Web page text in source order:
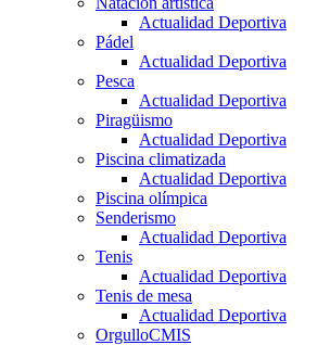
Actualidad Deportiva
Pádel
Actualidad Deportiva
Pesca
Actualidad Deportiva
Piragüismo
Actualidad Deportiva
Piscina climatizada
Actualidad Deportiva
Piscina olímpica
Senderismo
Actualidad Deportiva
Tenis
Actualidad Deportiva
Tenis de mesa
Actualidad Deportiva
OrgulloCMIS